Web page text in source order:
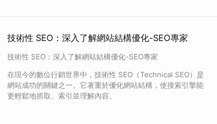
技術性 SEO：深入了解網站結構優化-SEO專家
技術性 SEO：深入了解網站結構優化-SEO專家
在現今的數位行銷世界中，技術性 SEO（Technical SEO）是
網站成功的關鍵之一。它著重於優化網站結構，使搜索引擎能
更輕鬆地抓取、索引並理解內容。